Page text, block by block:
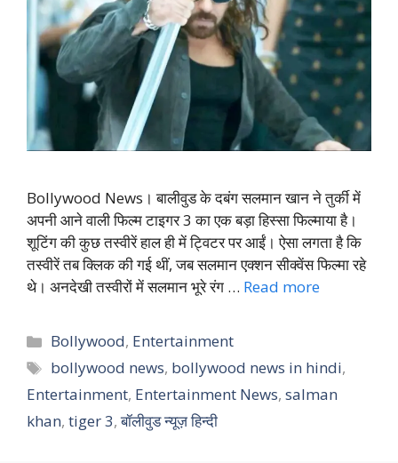
Bollywood News। बालीवुड के दबंग सलमान खान ने तुर्की में
अपनी आने वाली फिल्म टाइगर 3 का एक बड़ा हिस्सा फिल्माया है।
शूटिंग की कुछ तस्वीरें हाल ही में ट्विटर पर आईं। ऐसा लगता है कि
तस्वीरें तब क्लिक की गई थीं, जब सलमान एक्शन सीक्वेंस फिल्मा रहे
थे। अनदेखी तस्वीरों में सलमान भूरे रंग … Read more
Categories
Bollywood, Entertainment
Tags
bollywood news, bollywood news in hindi,
Entertainment, Entertainment News, salman
khan, tiger 3,बॉलीवुड न्यूज़ हिन्दी